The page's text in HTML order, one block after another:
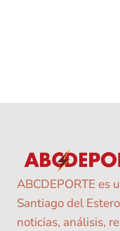
ABCDEPORTE es
Santiago del
noticias, análisis,